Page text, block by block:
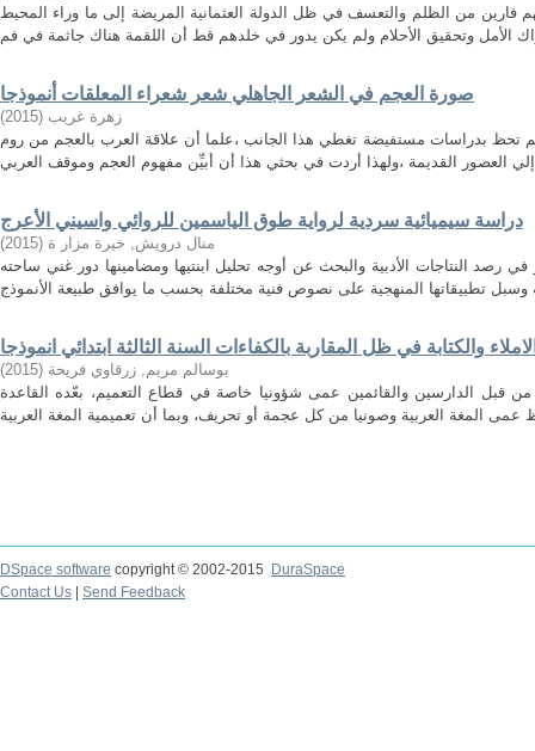
فارين من الظلم والتعسف في ظل الدولة العثمانية المريضة إلى ما وراء المحيط
صورة العجم في الشعر الجاهلي شعر شعراء المعلقات أنموذجا
زهرة غريب (
2015
)
تحظ بدراسات مستفيضة تغطي هذا الجانب ،علما أن علاقة العرب بالعجم من روم
دراسة سيميائية سردية لرواية طوق الياسمين للروائي واسيني الأعرج
منال درويش, خيرة مزار ة (
2015
)
رصد النتاجات الأدبية والبحث عن أوجه تحليل ابنتيها ومضامينها دور غني ساحته
والكتابة في ظل المقاربة بالكفاءات السنة الثالثة ابتدائي انموذجا
بوسالم مريم, زرقاوي فريحة (
2015
)
من قبل الدارسين والقائمين عمى شؤونيا خاصة في قطاع التعميم، بعّده القاعدة
DSpace software copyright © 2002-2015
DuraSpace
Contact Us
Send Feedback